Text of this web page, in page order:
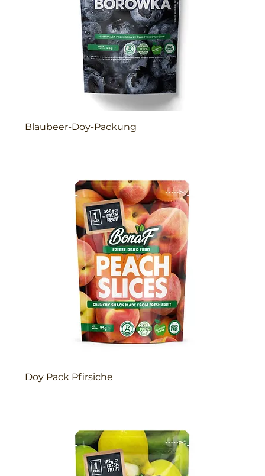
Blaubeer-Doy-Packung
Doy Pack Pfirsiche